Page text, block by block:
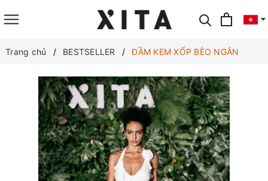
Translate
Trang chủ BESTSELLER ĐẦM KEM XỐP BÈO NGẮN